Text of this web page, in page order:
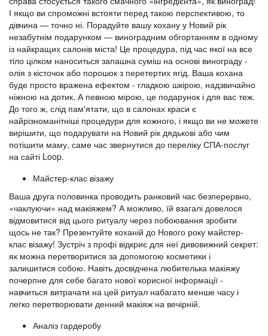
І якщо ви спроможні встояти перед такою перспективою, то
дівчина — точно ні. Порадуйте вашу кохану у Новий рік
незабутнім подарунком — виноградним обгортанням в одному
із найкращих салонів міста! Це процедура, під час якої на все
тіло цілком наноситься запашна суміш на основі винограду -
олія з кісточок або порошок з перетертих ягід. Ваша кохана
буде просто вражена ефектом - гладкою шкірою, надзвичайно
ніжною на дотик. А певною мірою, це подарунок і для вас теж.
До того ж, слід пам'ятати, що в салонах краси є
найрізноманітніші процедури для кожного, і якщо ви не можете
вирішити, що подарувати на Новий рік дядькові або чим
потішити маму, саме час звернутися до переліку СПА-послуг
на сайті Loop.
Майстер-клас візажу
Ваша друга половинка проводить ранковий час безперервно,
«чаклуючи» над макіяжем? А можливо, їй взагалі довелося
відмовитися від цього ритуалу через побоювання зробити
щось не так? Презентуйте коханій до Нового року майстер-
клас візажу! Зустріч з профі відкриє для неї дивовижний секрет:
як можна перетворитися за допомогою косметики і
залишитися собою. Навіть досвідчена любителька макіяжу
почерпне для себе багато нової корисної інформації -
навчиться витрачати на цей ритуал набагато менше часу і
легко перетворювати денний макіяж на вечірній.
Аналіз гардеробу